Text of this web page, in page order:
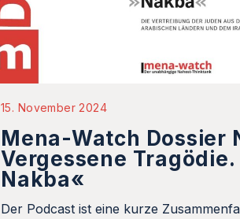
15. November 2024
Mena-Watch Dossier
Vergessene
Nakba«
Der Podcast ist eine kurze